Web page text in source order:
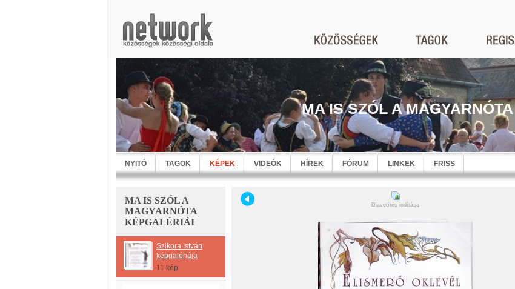
MA IS SZÓL A MAGYARNÓTA
NYITÓ TAGOK KÉPEK VIDEÓK HÍREK FÓRUM LINKEK FRISS
MA IS SZÓL A
MAGYARNÓTA
KÉPGALÉRIÁI
Szikora István
képgalériája
11 kép
Diavetítés indítása